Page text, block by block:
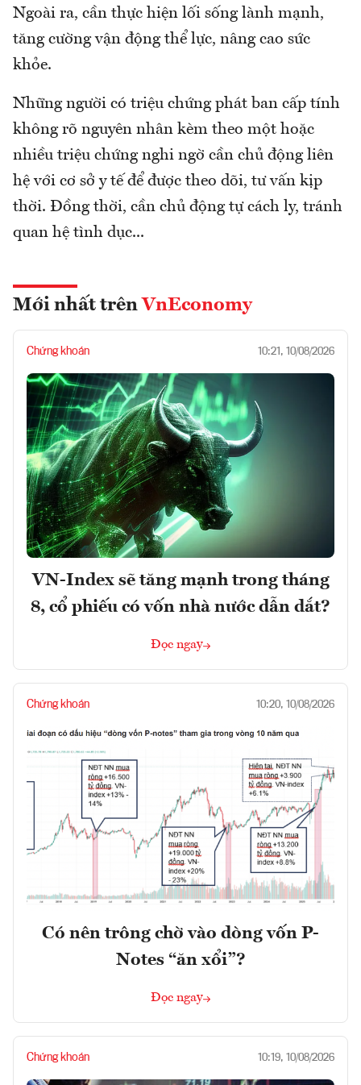
Ngoài ra, cần thực hiện lối sống lành mạnh,
tăng cường vận động thể lực, nâng cao sức
khỏe.
Những người có triệu chứng phát ban cấp tính
không rõ nguyên nhân kèm theo một hoặc
nhiều triệu chứng nghi ngờ cần chủ động liên
hệ với cơ sở y tế để được theo dõi, tư vấn kịp
thời. Đồng thời, cần chủ động tự cách ly, tránh
quan hệ tình dục...
Mới nhất trên VnEconomy
Chứng khoán 10:21, 10/08/2026
VN-Index sẽ tăng mạnh trong tháng
8, cổ phiếu có vốn nhà nước dẫn dắt?
Đọc ngay
Chứng khoán 10:20, 10/08/2026
Có nên trông chờ vào dòng vốn P-
Notes “ăn xổi”?
Đọc ngay
Chứng khoán 10:19, 10/08/2026